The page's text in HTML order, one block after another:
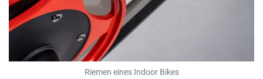
Riemen eines Indoor Bikes